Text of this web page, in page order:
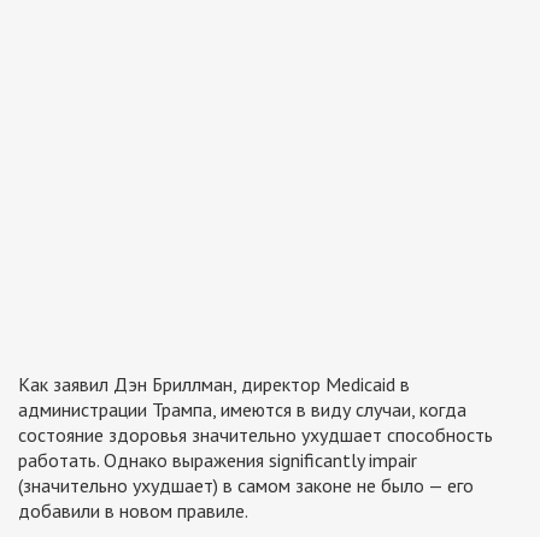
Как заявил Дэн Бриллман, директор Medicaid в
администрации Трампа, имеются в виду случаи, когда
состояние здоровья значительно ухудшает способность
работать. Однако выражения significantly impair
(значительно ухудшает) в самом законе не было — его
добавили в новом правиле.